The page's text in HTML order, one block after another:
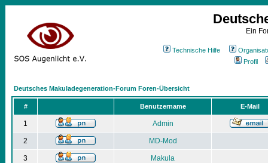
Ein
Technische Hilfe
Profil
Deutsches Makuladegeneration-Forum Foren-Übersicht
# Benutzername E-Mail
1 Admin
2 MD-Mod
3 Makula